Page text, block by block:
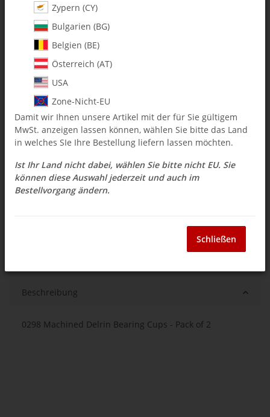
0298 Machined Delrin Bearing Cups - Pack of 2
$ 2.73
inkl. 19% USt. , zzgl.
Auswahl Steuerzone / Lieferland
Sofort verfügbar
abweichend)
Frage zum Artikel
Beschreibung
0298 Machined Delrin Bearing Cups - Pack of 2
Zypern (CY)
Bulgarien (BG)
Belgien (BE)
Österreich (AT)
USA
Zone-Nicht-EU
Damit wir Ihnen unsere Artikel mit der für Sie gültigem
MwSt. anzeigen lassen können, wählen Sie bitte das Land
in welches SIe Ihre Bestellung liefern lassen möchten.
Ist Ihr Land nicht dabei, wählen Sie bitte nicht EU. Sie
können diese Auswahl jederzeit und auch im
Bestellvorgang ändern.
Schließen